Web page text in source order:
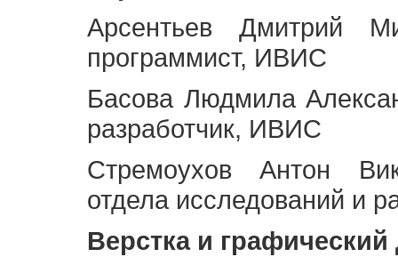
Арсентьев Дмитрий
программист, ИВИС
Басова Людмила
разработчик, ИВИС
Стремоухов Антон
отдела исследований и
Верстка и графический